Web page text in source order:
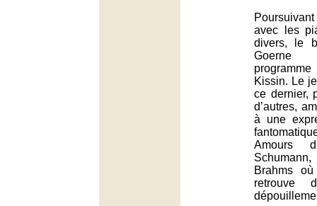
avec les
divers, le
Goerne
Kissin. Le
ce dernier,
d’autres,
à une
Amours
Brahms
retrouve